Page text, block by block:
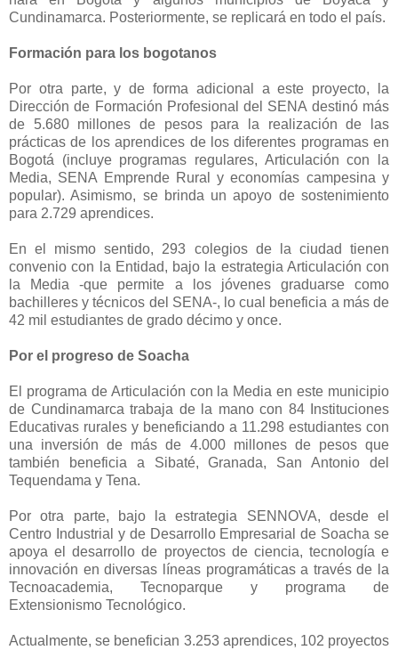
Cundinamarca. Posteriormente, se replicará en todo el país.
Formación para los bogotanos
Por otra parte, y de forma adicional a este proyecto, la
Dirección de Formación Profesional del SENA destinó más
de 5.680 millones de pesos para la realización de las
prácticas de los aprendices de los diferentes programas en
Bogotá (incluye programas regulares, Articulación con la
Media, SENA Emprende Rural y economías campesina y
popular). Asimismo, se brinda un apoyo de sostenimiento
para 2.729 aprendices.
En el mismo sentido, 293 colegios de la ciudad tienen
convenio con la Entidad, bajo la estrategia Articulación con
la Media -que permite a los jóvenes graduarse como
bachilleres y técnicos del SENA-, lo cual beneficia a más de
42 mil estudiantes de grado décimo y once.
Por el progreso de Soacha
El programa de Articulación con la Media en este municipio
de Cundinamarca trabaja de la mano con 84 Instituciones
Educativas rurales y beneficiando a 11.298 estudiantes con
una inversión de más de 4.000 millones de pesos que
también beneficia a Sibaté, Granada, San Antonio del
Tequendama y Tena.
Por otra parte, bajo la estrategia SENNOVA, desde el
Centro Industrial y de Desarrollo Empresarial de Soacha se
apoya el desarrollo de proyectos de ciencia, tecnología e
innovación en diversas líneas programáticas a través de la
Tecnoacademia, Tecnoparque y programa de
Extensionismo Tecnológico.
Actualmente, se benefician 3.253 aprendices, 102 proyectos